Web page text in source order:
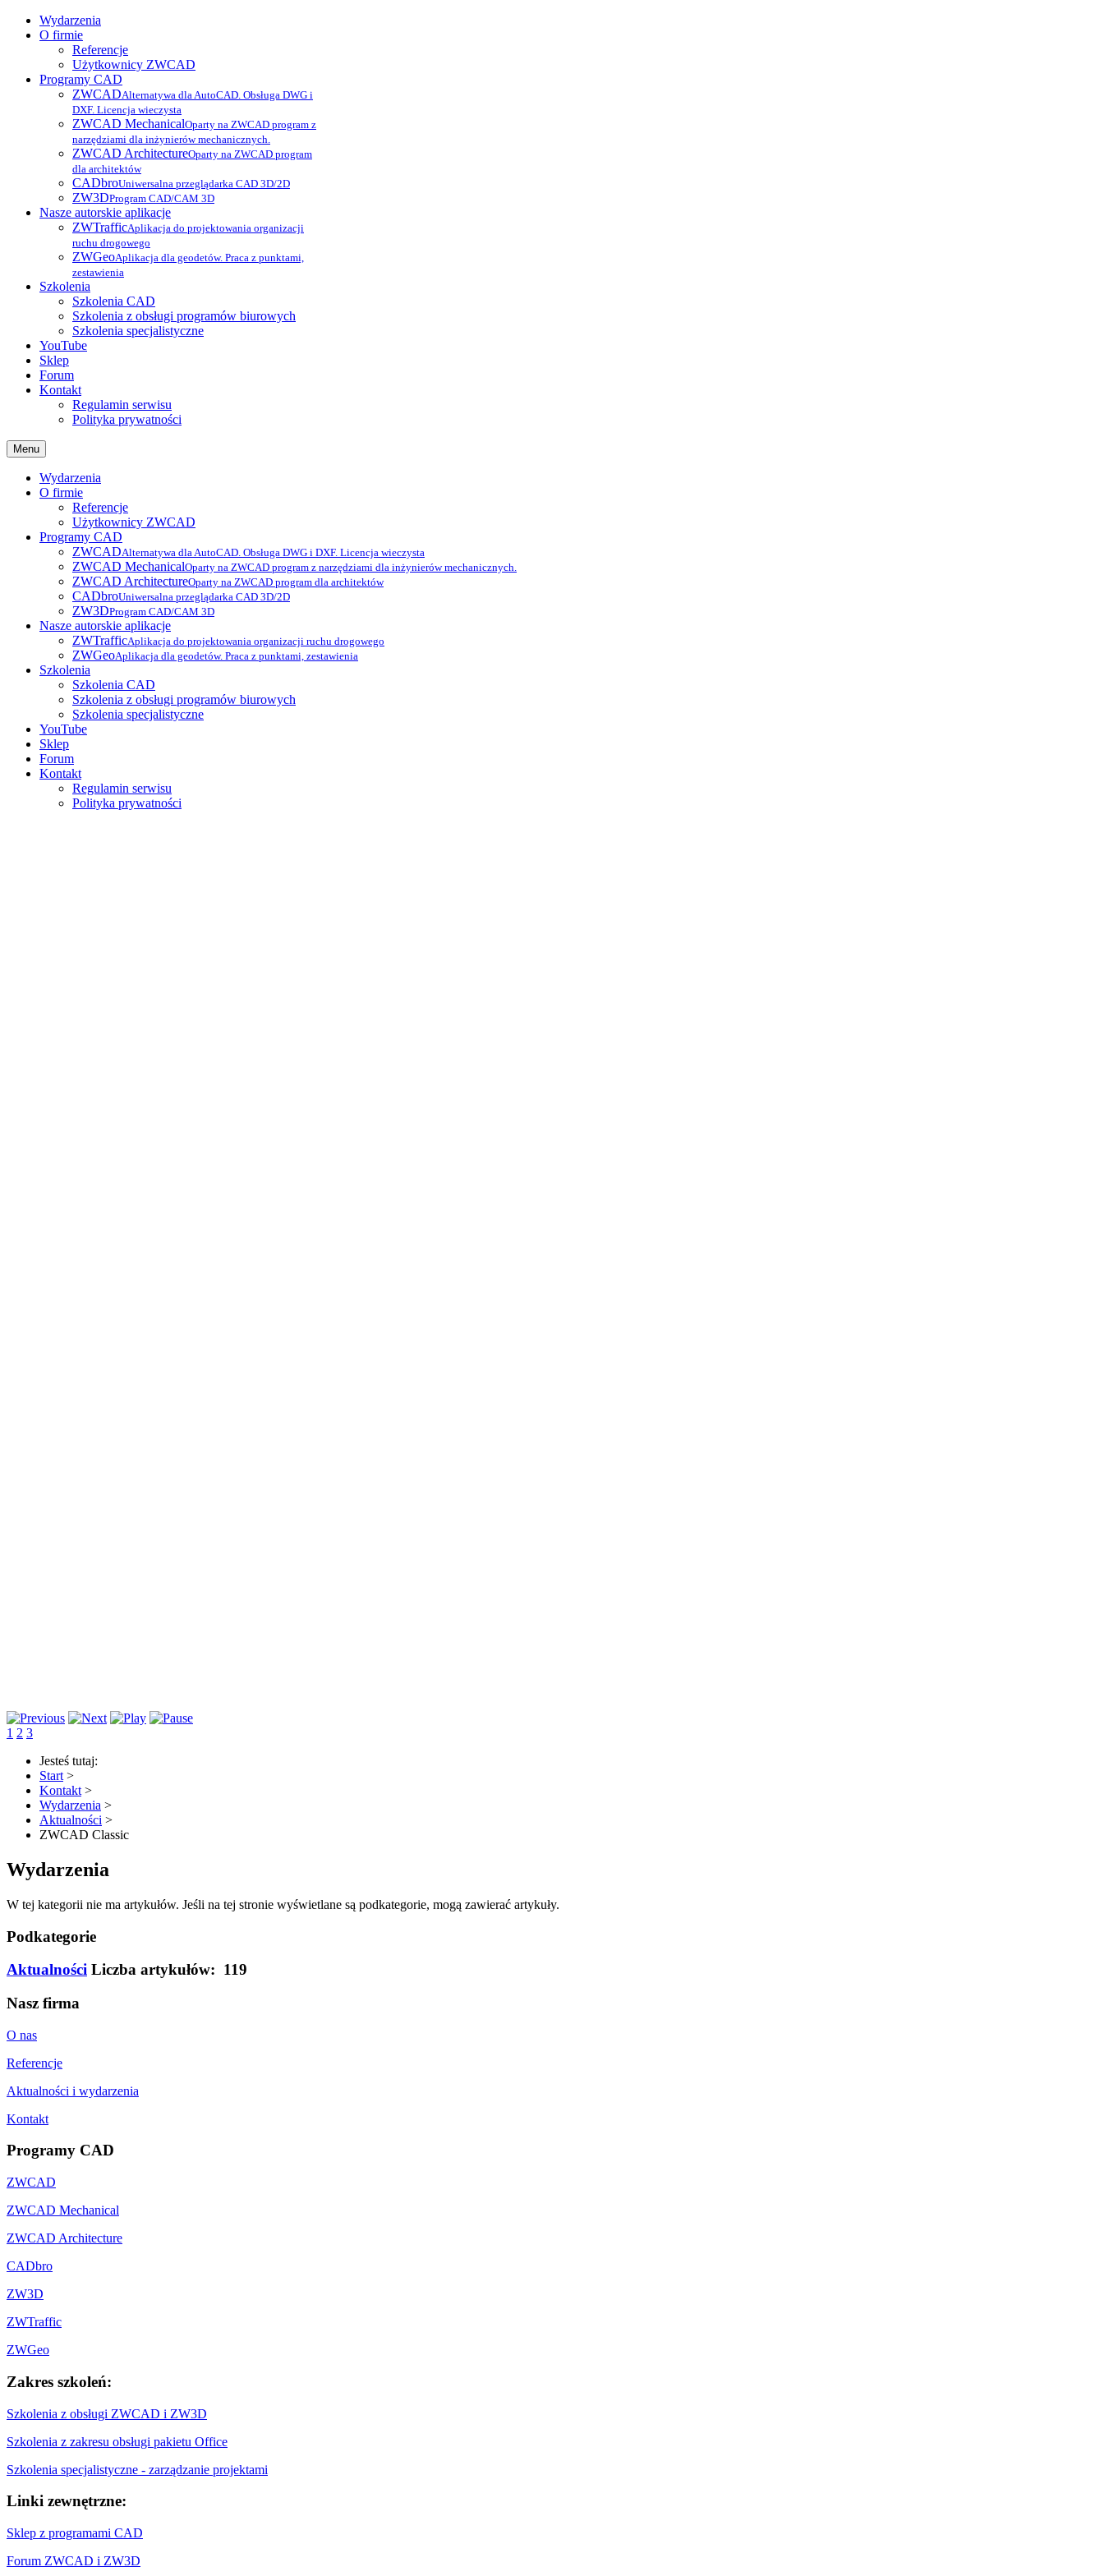
Wydarzenia
O firmie
Referencje
Użytkownicy ZWCAD
Programy CAD
ZWCADAlternatywa dla AutoCAD. Obsługa DWG i
DXF. Licencja wieczysta
ZWCAD MechanicalOparty na ZWCAD program z
narzędziami dla inżynierów mechanicznych.
ZWCAD ArchitectureOparty na ZWCAD program
dla architektów
CADbroUniwersalna przeglądarka CAD 3D/2D
ZW3DProgram CAD/CAM 3D
Nasze autorskie aplikacje
ZWTrafficAplikacja do projektowania organizacji
ruchu drogowego
ZWGeoAplikacja dla geodetów. Praca z punktami,
zestawienia
Szkolenia
Szkolenia CAD
Szkolenia z obsługi programów biurowych
Szkolenia specjalistyczne
YouTube
Sklep
Forum
Kontakt
Regulamin serwisu
Polityka prywatności
Menu
Wydarzenia
O firmie
Referencje
Użytkownicy ZWCAD
Programy CAD
ZWCADAlternatywa dla AutoCAD. Obsługa DWG i DXF. Licencja wieczysta
ZWCAD MechanicalOparty na ZWCAD program z narzędziami dla inżynierów mechanicznych.
ZWCAD ArchitectureOparty na ZWCAD program dla architektów
CADbroUniwersalna przeglądarka CAD 3D/2D
ZW3DProgram CAD/CAM 3D
Nasze autorskie aplikacje
ZWTrafficAplikacja do projektowania organizacji ruchu drogowego
ZWGeoAplikacja dla geodetów. Praca z punktami, zestawienia
Szkolenia
Szkolenia CAD
Szkolenia z obsługi programów biurowych
Szkolenia specjalistyczne
YouTube
Sklep
Forum
Kontakt
Regulamin serwisu
Polityka prywatności
1 2 3
Jesteś tutaj:
Start >
Kontakt >
Wydarzenia >
Aktualności >
ZWCAD Classic
Wydarzenia
W tej kategorii nie ma artykułów. Jeśli na tej stronie wyświetlane są podkategorie, mogą zawierać artykuły.
Podkategorie
Aktualności Liczba artykułów: 119
Nasz firma
O nas
Referencje
Aktualności i wydarzenia
Kontakt
Programy CAD
ZWCAD
ZWCAD Mechanical
ZWCAD Architecture
CADbro
ZW3D
ZWTraffic
ZWGeo
Zakres szkoleń:
Szkolenia z obsługi ZWCAD i ZW3D
Szkolenia z zakresu obsługi pakietu Office
Szkolenia specjalistyczne - zarządzanie projektami
Linki zewnętrzne:
Sklep z programami CAD
Forum ZWCAD i ZW3D